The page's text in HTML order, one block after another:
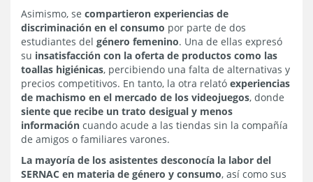
Asimismo, se compartieron experiencias de
discriminación en el consumo por parte de dos
estudiantes del género femenino. Una de ellas expresó
su insatisfacción con la oferta de productos como las
toallas higiénicas, percibiendo una falta de alternativas y
precios competitivos. En tanto, la otra relató experiencias
de machismo en el mercado de los videojuegos, donde
siente que recibe un trato desigual y menos
información cuando acude a las tiendas sin la compañía
de amigos o familiares varones.
La mayoría de los asistentes desconocía la labor del
SERNAC en materia de género y consumo, así como sus